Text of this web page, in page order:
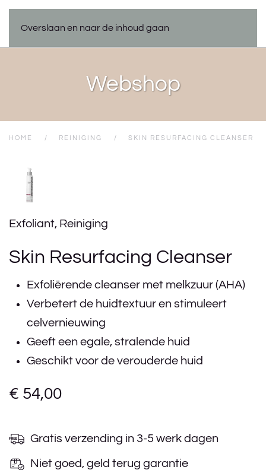
Overslaan en naar de inhoud gaan
Webshop
HOME REINIGING SKIN RESURFACING CLEANSER
Exfoliant, Reiniging
Skin Resurfacing Cleanser
Exfoliërende cleanser met melkzuur (AHA)
Verbetert de huidtextuur en stimuleert
celvernieuwing
Geeft een egale, stralende huid
Geschikt voor de verouderde huid
€ 54,00
Gratis verzending in 3-5 werk dagen
Niet goed, geld terug garantie